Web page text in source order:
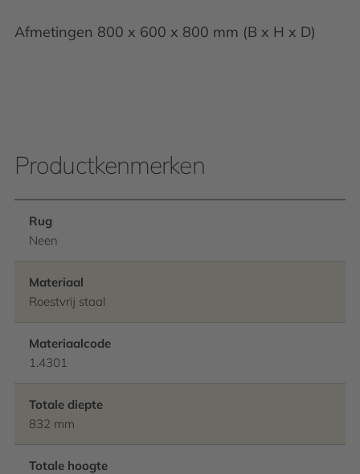
Afmetingen 800 x 600 x 800 mm (B x H x D)
Productkenmerken
Rug
Neen
Materiaal
Roestvrij staal
Materiaalcode
1.4301
Totale diepte
832 mm
Totale hoogte